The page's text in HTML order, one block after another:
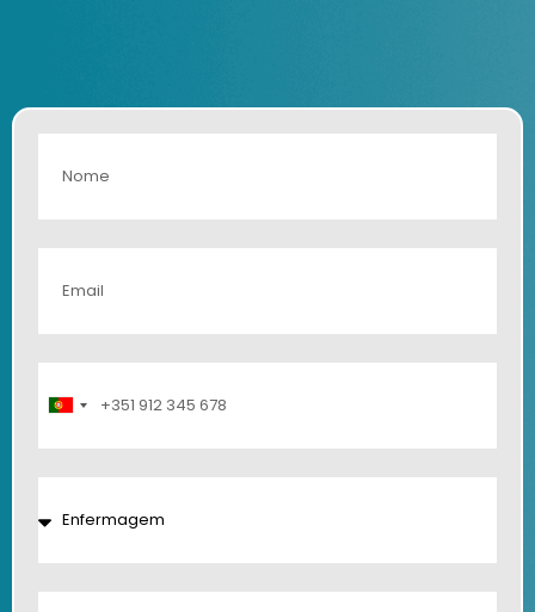
Portugal
+351